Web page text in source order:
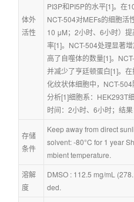
体外
活性
PI3P和PI5P的水平[1]。在
NCT-504对MEFs的细胞活
10 μM；2小时、6小时）
率[1]。NCT-504处理显著
高了自噬体的数量[1]。
并减少了亨廷顿蛋白[1]。
化纹状体细胞中，NCT-
分析[1]细胞系：HEK293T
时间：2小时、6小时；结果
存储
条件
Keep away from direct
solvent: -80°C for 1 year
mbient temperature.
溶解
度
DMSO : 112.5 mg/mL
ded.